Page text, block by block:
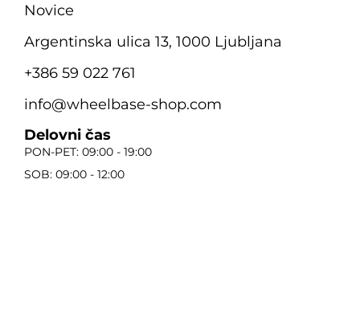
Novice
Argentinska ulica 13, 1000 Ljubljana
+386 59 022 761
info@wheelbase-shop.com
Delovni čas
PON-PET: 09:00 - 19:00
SOB: 09:00 - 12:00